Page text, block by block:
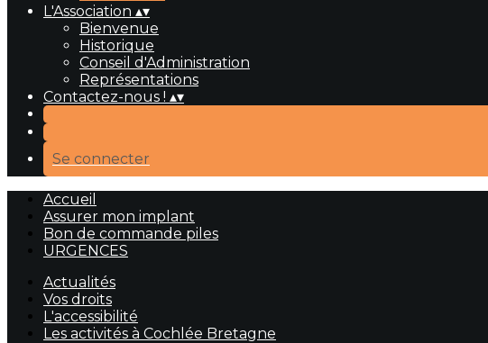
L'Association ▴▾
Bienvenue
Historique
Conseil d'Administration
Représentations
Contactez-nous ! ▴▾
Se connecter
Accueil
Assurer mon implant
Bon de commande piles
URGENCES
Actualités
Vos droits
L'accessibilité
Les activités à Cochlée Bretagne